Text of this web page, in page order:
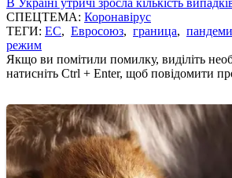
СПЕЦТЕМА: Коронавірус
ТЕГИ: ЕС, Евросоюз, граница,
режим
Якщо ви помітили помилку, виділіть
натисніть Ctrl + Enter, щоб повідомити